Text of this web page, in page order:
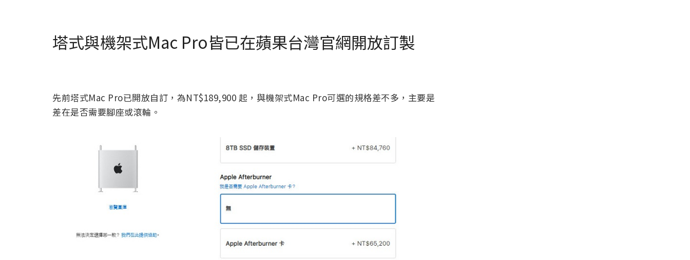
塔式與機架式Mac Pro皆已在蘋果台灣官網開放訂製
先前塔式Mac Pro已開放自訂，為NT$189,900 起，與機架式Mac Pro可選的規格差不多，主要是
差在是否需要腳座或滾輪。